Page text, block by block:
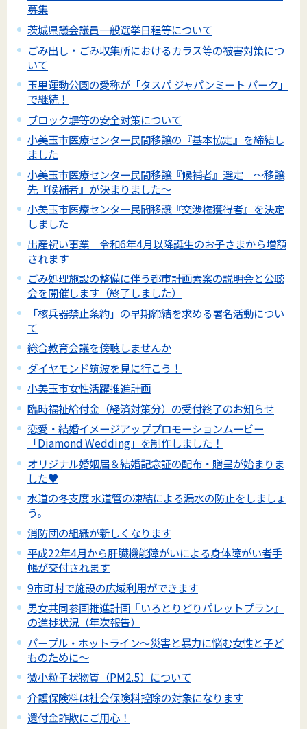
募集
茨城県議会議員一般選挙日程等について
ごみ出し・ごみ収集所におけるカラス等の被害対策につ
いて
玉里運動公園の愛称が「タスパ ジャパンミート パーク」
で継続！
ブロック塀等の安全対策について
小美玉市医療センター民間移譲の『基本協定』を締結し
ました
小美玉市医療センター民間移譲『候補者』選定 ～移譲
先『候補者』が決まりました～
小美玉市医療センター民間移譲『交渉権獲得者』を決定
しました
出産祝い事業 令和6年4月以降誕生のお子さまから増額
されます
ごみ処理施設の整備に伴う都市計画素案の説明会と公聴
会を開催します（終了しました）
「核兵器禁止条約」の早期締結を求める署名活動につい
て
総合教育会議を傍聴しませんか
ダイヤモンド筑波を見に行こう！
小美玉市女性活躍推進計画
臨時福祉給付金（経済対策分）の受付終了のお知らせ
恋愛・結婚イメージアッププロモーションムービー
「Diamond Wedding」を制作しました！
オリジナル婚姻届＆結婚記念証の配布・贈呈が始まりま
した♥
水道の冬支度 水道管の凍結による漏水の防止をしましょ
う。
消防団の組織が新しくなります
平成22年4月から肝臓機能障がいによる身体障がい者手
帳が交付されます
9市町村で施設の広域利用ができます
男女共同参画推進計画『いろとりどりパレットプラン』
の進捗状況（年次報告）
パープル・ホットライン～災害と暴力に悩む女性と子ど
ものために～
微小粒子状物質（PM2.5）について
介護保険料は社会保険料控除の対象になります
還付金詐欺にご用心！